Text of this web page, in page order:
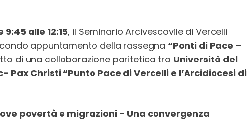
alle 12:15, il Seminario Arcivescovile di Vercelli
appuntamento della rassegna “Ponti di Pace –
di una collaborazione paritetica tra Università del
Pax Christi “Punto Pace di Vercelli e l’Arcidiocesi di
povertà e migrazioni – Una convergenza